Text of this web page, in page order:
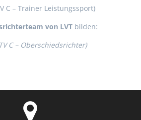
C – Trainer Leistungssport)
von LVTbilden:
C – Oberschiedsrichter)